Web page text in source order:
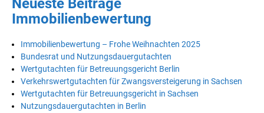
Neueste Beiträge
Immobilienbewertung
Immobilienbewertung – Frohe Weihnachten 2025
Bundesrat und Nutzungsdauergutachten
Wertgutachten für Betreuungsgericht Berlin
Verkehrswertgutachten für Zwangsversteigerung in Sachsen
Wertgutachten für Betreuungsgericht in Sachsen
Nutzungsdauergutachten in Berlin